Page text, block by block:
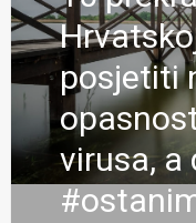
posjetiti
virusa, a